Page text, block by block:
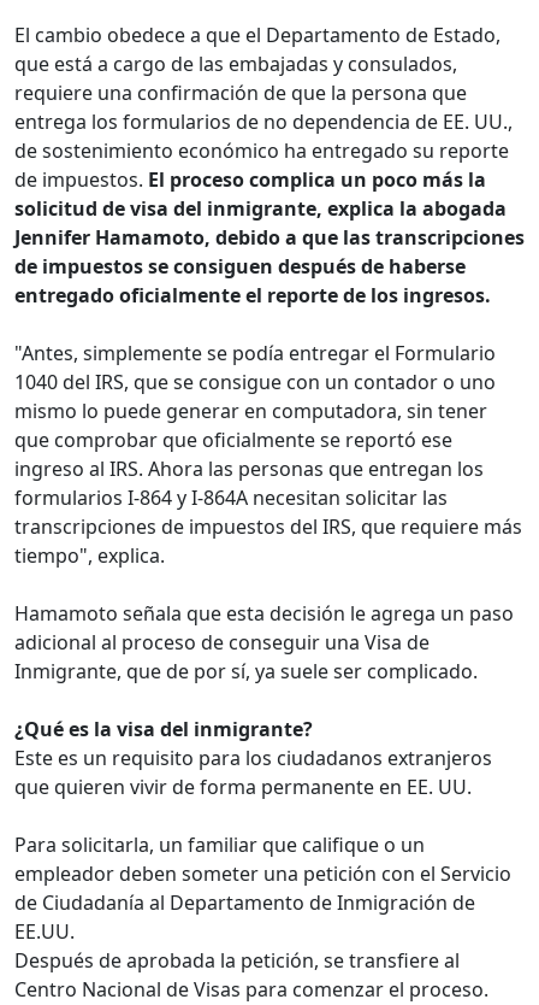
El cambio obedece a que el Departamento de Estado,
que está a cargo de las embajadas y consulados,
requiere una confirmación de que la persona que
entrega los formularios de no dependencia de EE. UU.,
de sostenimiento económico ha entregado su reporte
de impuestos. El proceso complica un poco más la
solicitud de visa del inmigrante, explica la abogada
Jennifer Hamamoto, debido a que las transcripciones
de impuestos se consiguen después de haberse
entregado oficialmente el reporte de los ingresos.
"Antes, simplemente se podía entregar el Formulario
1040 del IRS, que se consigue con un contador o uno
mismo lo puede generar en computadora, sin tener
que comprobar que oficialmente se reportó ese
ingreso al IRS. Ahora las personas que entregan los
formularios I-864 y I-864A necesitan solicitar las
transcripciones de impuestos del IRS, que requiere más
tiempo", explica.
Hamamoto señala que esta decisión le agrega un paso
adicional al proceso de conseguir una Visa de
Inmigrante, que de por sí, ya suele ser complicado.
¿Qué es la visa del inmigrante?
Este es un requisito para los ciudadanos extranjeros
que quieren vivir de forma permanente en EE. UU.
Para solicitarla, un familiar que califique o un
empleador deben someter una petición con el Servicio
de Ciudadanía al Departamento de Inmigración de
EE.UU.
Después de aprobada la petición, se transfiere al
Centro Nacional de Visas para comenzar el proceso.